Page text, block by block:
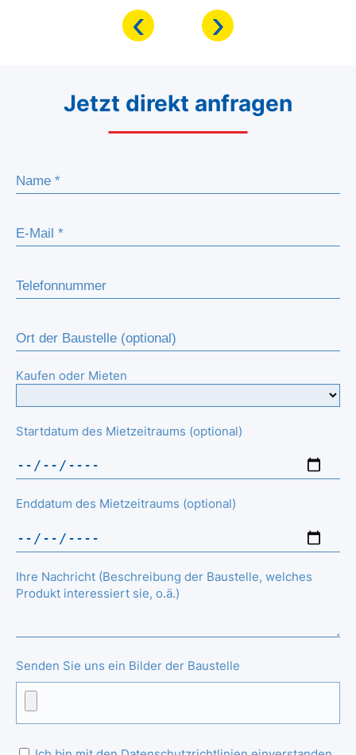
‹ ›
Jetzt direkt anfragen
Kaufen oder Mieten
Startdatum des Mietzeitraums (optional)
Enddatum des Mietzeitraums (optional)
Ihre Nachricht (Beschreibung der Baustelle, welches
Produkt interessiert sie, o.ä.)
Senden Sie uns ein Bilder der Baustelle